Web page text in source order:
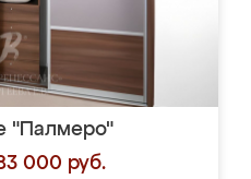
"Палмеро"
000 руб.